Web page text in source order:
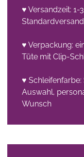
♥ Versandzeit: 1-
Standardversand
♥ Verpackung:
Tüte mit Clip-
♥
Auswahl,
Wunsch